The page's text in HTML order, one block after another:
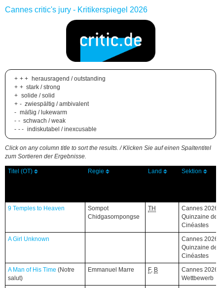
Cannes critic's jury - Kritikerspiegel 2026
+++
herausragend / outstanding
++ stark / strong
+ solide / solid
+- zwiespältig / ambivalent
- mäßig / lukewarm
-- schwach / weak
--- indiskutabel / inexcusable
Click on any column title to sort the results. / Klicken Sie auf einen Spaltentitel
zum Sortieren der Ergebnisse.
Titel (OT) Regie Land Sektion
9 Temples to Heaven
Sompot
Chidgasornpongse
TH
Cannes 2026,
Quinzaine des
Cinéastes
A Girl Unknown
Cannes 2026,
Quinzaine des
Cinéastes
A Man of His Time (Notre
salut)
Emmanuel Marre F, B
Cannes 2026,
Wettbewerb
Titel (OT) Regie Land Sektion
9 Temples to Heaven
A Girl Unknown
A Man of His Time (Notre
salut)
Titel (OT)